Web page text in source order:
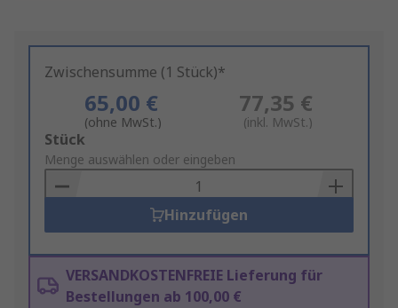
Zwischensumme (1 Stück)*
65,00 €
(ohne MwSt.)
77,35 €
(inkl. MwSt.)
Add
to
Basket
Stück
Menge auswählen oder eingeben
Hinzufügen
VERSANDKOSTENFREIE Lieferung für
Bestellungen ab 100,00 €